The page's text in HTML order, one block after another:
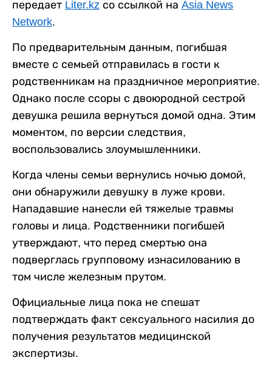
передает Liter.kz со ссылкой на Asia News
Network.
По предварительным данным, погибшая
вместе с семьей отправилась в гости к
родственникам на праздничное мероприятие.
Однако после ссоры с двоюродной сестрой
девушка решила вернуться домой одна. Этим
моментом, по версии следствия,
воспользовались злоумышленники.
Когда члены семьи вернулись ночью домой,
они обнаружили девушку в луже крови.
Нападавшие нанесли ей тяжелые травмы
головы и лица. Родственники погибшей
утверждают, что перед смертью она
подверглась групповому изнасилованию в
том числе железным прутом.
Официальные лица пока не спешат
подтверждать факт сексуального насилия до
получения результатов медицинской
экспертизы.